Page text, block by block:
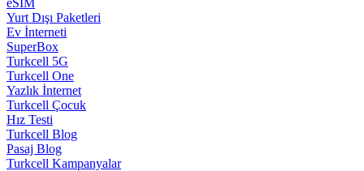
Yurt Dışı Paketleri
Ev İnterneti
SuperBox
Turkcell 5G
Turkcell One
Yazlık İnternet
Turkcell Çocuk
Hız Testi
Turkcell Blog
Pasaj Blog
Turkcell Kampanyalar